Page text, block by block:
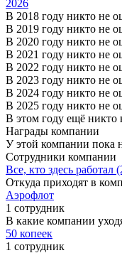
2026
В 2018 году никто не
В 2019 году никто не
В 2020 году никто не
В 2021 году никто не
В 2022 году никто не
В 2023 году никто не
В 2024 году никто не
В 2025 году никто не
В этом году ещё никто
Награды компании
У этой компании пока
Сотрудники компании
Все, кто здесь работал
Откуда приходят в
Аэрофлот
1 сотрудник
В какие компании
50 копеек
1 сотрудник